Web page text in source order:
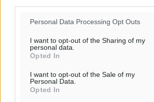
Personal Data Processing Opt Outs
I want to opt-out of the Sharing of my
personal data.
Opted In
I want to opt-out of the Sale of my
Personal Data.
Opted In
o καιρός τώρα:
km/h